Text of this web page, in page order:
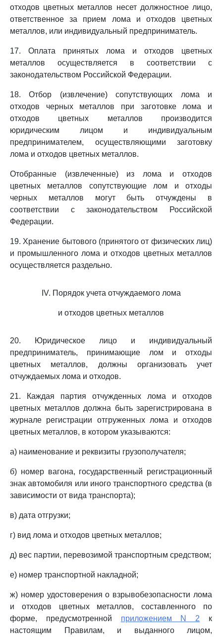
отходов цветных металлов несет должностное лицо,
ответственное за прием лома и отходов цветных
металлов, или индивидуальный предприниматель.
17. Оплата принятых лома и отходов цветных
металлов осуществляется в соответствии с
законодательством Российской Федерации.
18. Отбор (извлечение) сопутствующих лома и
отходов черных металлов при заготовке лома и
отходов цветных металлов производится
юридическим лицом и индивидуальным
предпринимателем, осуществляющими заготовку
лома и отходов цветных металлов.
Отобранные (извлеченные) из лома и отходов
цветных металлов сопутствующие лом и отходы
черных металлов могут быть отчуждены в
соответствии с законодательством Российской
Федерации.
19. Хранение бытового (принятого от физических лиц)
и промышленного лома и отходов цветных металлов
осуществляется раздельно.
IV. Порядок учета отчуждаемого лома
и отходов цветных металлов
20. Юридическое лицо и индивидуальный
предприниматель, принимающие лом и отходы
цветных металлов, должны организовать учет
отчуждаемых лома и отходов.
21. Каждая партия отчужденных лома и отходов
цветных металлов должна быть зарегистрирована в
журнале регистрации отгруженных лома и отходов
цветных металлов, в котором указываются:
а) наименование и реквизиты грузополучателя;
б) номер вагона, государственный регистрационный
знак автомобиля или иного транспортного средства (в
зависимости от вида транспорта);
в) дата отгрузки;
г) вид лома и отходов цветных металлов;
д) вес партии, перевозимой транспортным средством;
е) номер транспортной накладной;
ж) номер удостоверения о взрывобезопасности лома
и отходов цветных металлов, составленного по
форме, предусмотренной приложением N 2 к
настоящим Правилам, и выданного лицом,